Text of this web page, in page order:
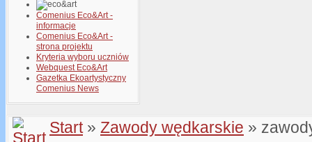
Comenius Eco&Art -
informacje
Comenius Eco&Art -
strona projektu
Kryteria wyboru uczniów
Webquest Eco&Art
Gazetka Ekoartystyczny
Comenius News
Start» Zawody wędkarskie »